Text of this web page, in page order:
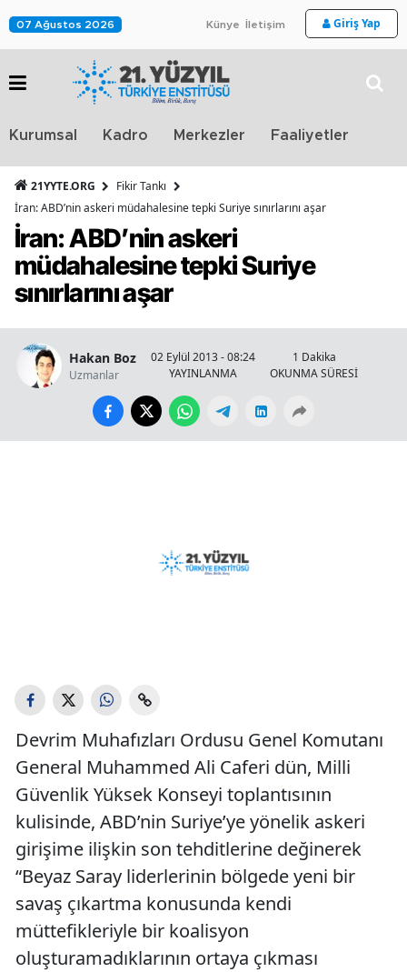
07 Ağustos 2026 Künye İletişim Giriş Yap
Kurumsal Kadro Merkezler Faaliyetler
21YYTE.ORG
Fikir Tankı
İran: ABD’nin askeri müdahalesine tepki Suriye sınırlarını aşar
İran: ABD’nin askeri
müdahalesine tepki Suriye
sınırlarını aşar
Hakan Boz
Uzmanlar
02 Eylül 2013 - 08:24
YAYINLANMA
1 Dakika
OKUNMA SÜRESİ
Devrim Muhafızları Ordusu Genel Komutanı
General Muhammed Ali Caferi dün, Milli
Güvenlik Yüksek Konseyi toplantısının
kulisinde, ABD’nin Suriye’ye yönelik askeri
girişime ilişkin son tehditlerine değinerek
“Beyaz Saray liderlerinin bölgede yeni bir
savaş çıkartma konusunda kendi
müttefikleriyle bir koalisyon
oluşturamadıklarının ortaya çıkması